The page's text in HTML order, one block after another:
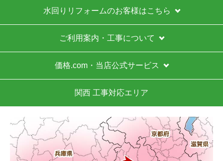
水回りリフォームのお客様はこちら
ご利用案内・工事について
価格.com・当店公式サービス
関西 工事対応エリア